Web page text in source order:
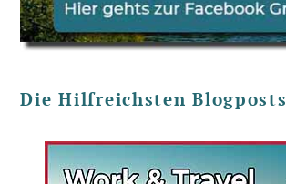
Die Hilfreichsten Blogposts